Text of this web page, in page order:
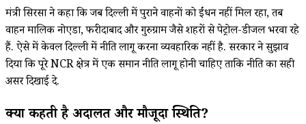
मंत्री सिरसा ने कहा कि जब दिल्ली में पुराने वाहनों को ईंधन नहीं मिल रहा, तब
वाहन मालिक नोएडा, फरीदाबाद और गुरुग्राम जैसे शहरों से पेट्रोल-डीजल भरवा रहे
हैं. ऐसे में केवल दिल्ली में नीति लागू करना व्यवहारिक नहीं है. सरकार ने सुझाव
दिया कि पूरे NCR क्षेत्र में एक समान नीति लागू होनी चाहिए ताकि नीति का सही
असर दिखाई दे.
क्या कहती है अदालत और मौजूदा स्थिति?